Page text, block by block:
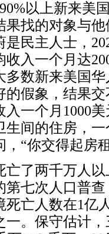
90%以上新来美
果找的对象与
民主人士，
收入一个月达
多数新来美国
的假象，结果
一个月 1000美
生间的住房，
“你交得起房
亡了两千万人
第七次人口普查
死亡人数在1亿
一。保守估计